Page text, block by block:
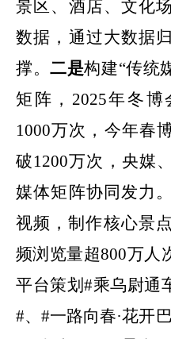
景区、酒店、文化
数据，通过大数据
撑。二是构建“传统
矩阵， 2025年冬博
1000万次，今年春
破1200万次，央媒
媒体矩阵协同发力。
视频，制作核心景
频浏览量超800万人
平台策划 #乘乌尉通
#、#一路向春·花开